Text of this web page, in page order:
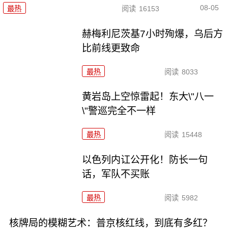
最热 阅读 16153 08-05
赫梅利尼茨基7小时殉爆，乌后方
比前线更致命
最热 阅读 8033
黄岩岛上空惊雷起！东大\"八一
\"警巡完全不一样
最热 阅读 15448
以色列内讧公开化！防长一句
话，军队不买账
最热 阅读 5982
核牌局的模糊艺术：普京核红线，到底有多红？